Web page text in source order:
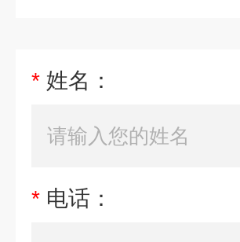
* 姓名：
* 电话：